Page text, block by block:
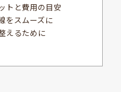
トと費用の目安
をスムーズに
えるために